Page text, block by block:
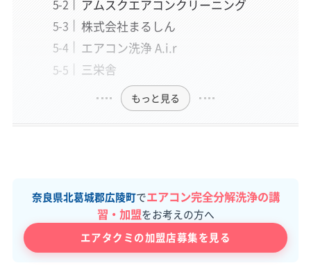
アムスクエアコンクリーニング
株式会社まるしん
エアコン洗浄 A.i.r
三栄舎
もっと見る
奈良県北葛城郡広陵町でエアコン完全分解洗浄の講
習・加盟をお考えの方へ
エアタクミの加盟店募集を見る